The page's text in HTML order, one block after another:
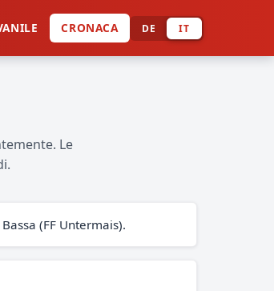
CRONACA DE IT
Le
(FF Untermais).